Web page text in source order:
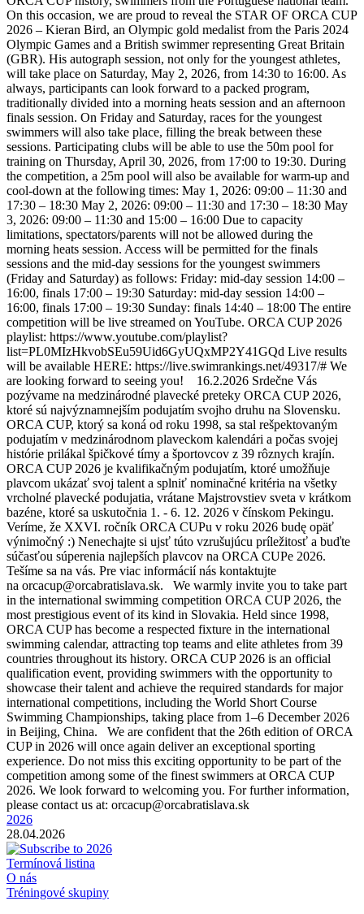
On this occasion, we are proud to reveal the STAR OF ORCA CUP
2026 – Kieran Bird, an Olympic gold medalist from the Paris 2024
Olympic Games and a British swimmer representing Great Britain
(GBR). His autograph session, not only for the youngest athletes,
will take place on Saturday, May 2, 2026, from 14:30 to 16:00. As
always, participants can look forward to a packed program,
traditionally divided into a morning heats session and an afternoon
finals session. On Friday and Saturday, races for the youngest
swimmers will also take place, filling the break between these
sessions. Participating clubs will be able to use the 50m pool for
training on Thursday, April 30, 2026, from 17:00 to 19:30. During
the competition, a 25m pool will also be available for warm-up and
cool-down at the following times: May 1, 2026: 09:00 – 11:30 and
17:30 – 18:30 May 2, 2026: 09:00 – 11:30 and 17:30 – 18:30 May
3, 2026: 09:00 – 11:30 and 15:00 – 16:00 Due to capacity
limitations, spectators/parents will not be allowed during the
morning heats session. Access will be permitted for the finals
sessions and the mid-day sessions for the youngest swimmers
(Friday and Saturday) as follows: Friday: mid-day session 14:00 –
16:00, finals 17:00 – 19:30 Saturday: mid-day session 14:00 –
16:00, finals 17:00 – 19:30 Sunday: finals 14:40 – 18:00 The entire
competition will be live streamed on YouTube. ORCA CUP 2026
playlist: https://www.youtube.com/playlist?
list=PL0MIzHkvobSEu59Uid6GyUQxMP2Y41GQd Live results
will be available HERE: https://live.swimrankings.net/49317/# We
are looking forward to seeing you! 16.2.2026 Srdečne Vás
pozývame na medzinárodné plavecké preteky ORCA CUP 2026,
ktoré sú najvýznamnejším podujatím svojho druhu na Slovensku.
ORCA CUP, ktorý sa koná od roku 1998, sa stal rešpektovaným
podujatím v medzinárodnom plaveckom kalendári a počas svojej
histórie prilákal špičkové tímy a športovcov z 39 rôznych krajín.
ORCA CUP 2026 je kvalifikačným podujatím, ktoré umožňuje
plavcom ukázať svoj talent a splniť nominačné kritéria na všetky
vrcholné plavecké podujatia, vrátane Majstrovstiev sveta v krátkom
bazéne, ktoré sa uskutočnia 1. - 6. 12. 2026 v čínskom Pekingu.
Veríme, že XXVI. ročník ORCA CUPu v roku 2026 budę opäť
výnimočný :) Nenechajte si ujsť túto vzrušujúcu príležitosť a buďte
súčasťou súperenia najlepších plavcov na ORCA CUPe 2026.
Tešíme sa na vás. Pre viac informácií nás kontaktujte
na orcacup@orcabratislava.sk. We warmly invite you to take part
in the international swimming competition ORCA CUP 2026, the
most prestigious event of its kind in Slovakia. Held since 1998,
ORCA CUP has become a respected fixture in the international
swimming calendar, attracting top teams and elite athletes from 39
countries throughout its history. ORCA CUP 2026 is an official
qualification event, providing swimmers with the opportunity to
showcase their talent and achieve the required standards for major
international competitions, including the World Short Course
Swimming Championships, taking place from 1–6 December 2026
in Beijing, China. We are confident that the 26th edition of ORCA
CUP in 2026 will once again deliver an exceptional sporting
experience. Do not miss this exciting opportunity to be part of the
competition among some of the finest swimmers at ORCA CUP
2026. We look forward to welcoming you. For further information,
please contact us at: orcacup@orcabratislava.sk
2026
28.04.2026
Termínová listina
O nás
Tréningové skupiny